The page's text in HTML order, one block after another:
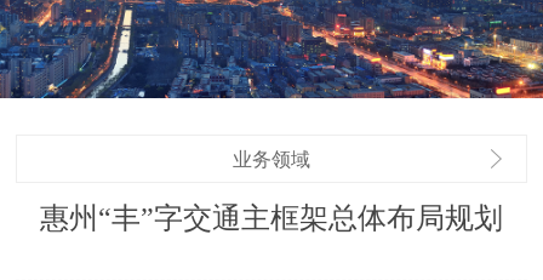
业务领域
惠州“丰”字交通主框架总体布局规划